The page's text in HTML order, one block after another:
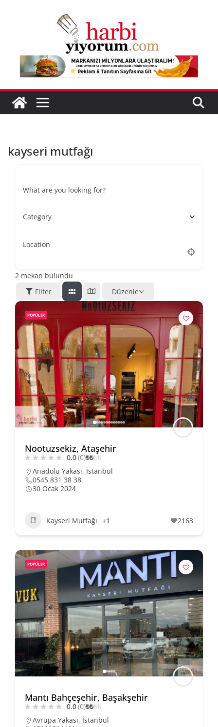
kayseri mutfağı
What are you looking for?
Category
Location
2 mekan bulundu
Filter
Düzenle
POPÜLER
Nootuzsekiz, Ataşehir
0.0(0)₺₺₺₺
Anadolu Yakası, İstanbul
0545 831 38 38
30 Ocak 2024
Kayseri Mutfağı +1 2163
POPÜLER
Mantı Bahçeşehir, Başakşehir
0.0(0)₺₺₺₺
Avrupa Yakası, İstanbul